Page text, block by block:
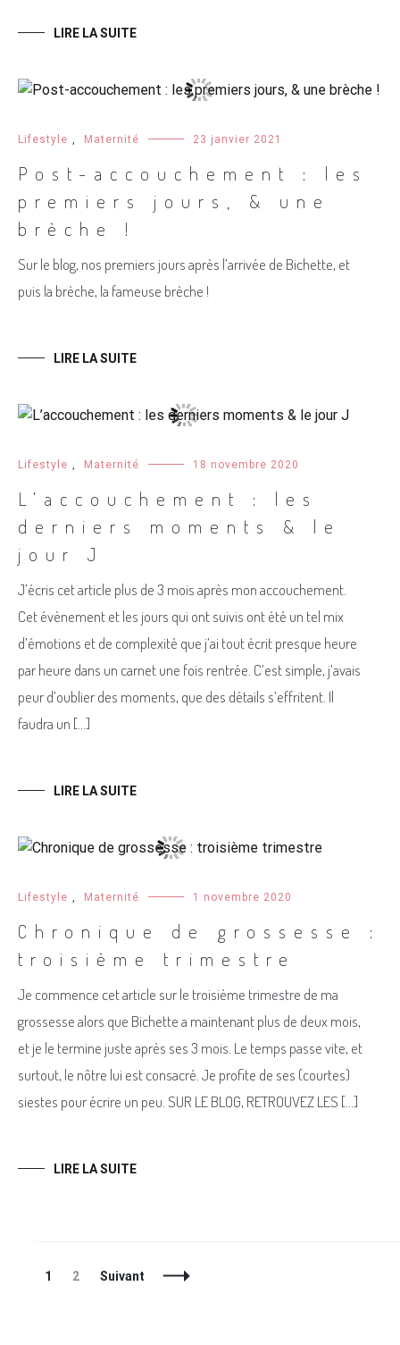
LIRE LA SUITE
Lifestyle , Maternité 23 janvier 2021
Post-accouchement : les
premiers jours, & une
brèche !
Sur le blog, nos premiers jours après l’arrivée de Bichette, et
puis la brèche, la fameuse brèche !
LIRE LA SUITE
Lifestyle , Maternité 18 novembre 2020
L’accouchement : les
derniers moments & le
jour J
J’écris cet article plus de 3 mois après mon accouchement.
Cet évènement et les jours qui ont suivis ont été un tel mix
d’émotions et de complexité que j’ai tout écrit presque heure
par heure dans un carnet une fois rentrée. C’est simple, j’avais
peur d’oublier des moments, que des détails s’effritent. Il
faudra un […]
LIRE LA SUITE
Lifestyle , Maternité 1 novembre 2020
Chronique de grossesse :
troisième trimestre
Je commence cet article sur le troisième trimestre de ma
grossesse alors que Bichette a maintenant plus de deux mois,
et je le termine juste après ses 3 mois. Le temps passe vite, et
surtout, le nôtre lui est consacré. Je profite de ses (courtes)
siestes pour écrire un peu. SUR LE BLOG, RETROUVEZ LES […]
LIRE LA SUITE
Navigation
Page
1 Page
2 Suivant